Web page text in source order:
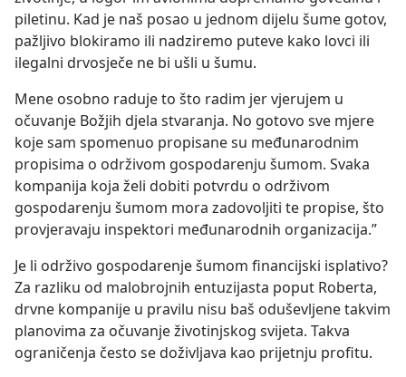
piletinu. Kad je naš posao u jednom dijelu šume gotov,
pažljivo blokiramo ili nadziremo puteve kako lovci ili
ilegalni drvosječe ne bi ušli u šumu.
Mene osobno raduje to što radim jer vjerujem u
očuvanje Božjih djela stvaranja. No gotovo sve mjere
koje sam spomenuo propisane su međunarodnim
propisima o održivom gospodarenju šumom. Svaka
kompanija koja želi dobiti potvrdu o održivom
gospodarenju šumom mora zadovoljiti te propise, što
provjeravaju inspektori međunarodnih organizacija.”
Je li održivo gospodarenje šumom financijski isplativo?
Za razliku od malobrojnih entuzijasta poput Roberta,
drvne kompanije u pravilu nisu baš oduševljene takvim
planovima za očuvanje životinjskog svijeta. Takva
ograničenja često se doživljava kao prijetnju profitu.